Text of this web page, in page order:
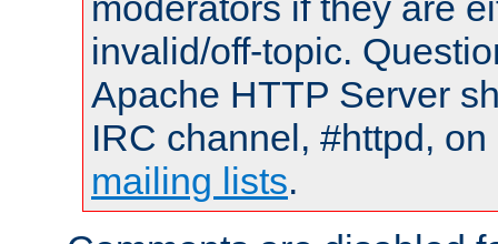
invalid/off-topic.
Apache HTTP Server
IRC channel, #httpd,
mailing lists.